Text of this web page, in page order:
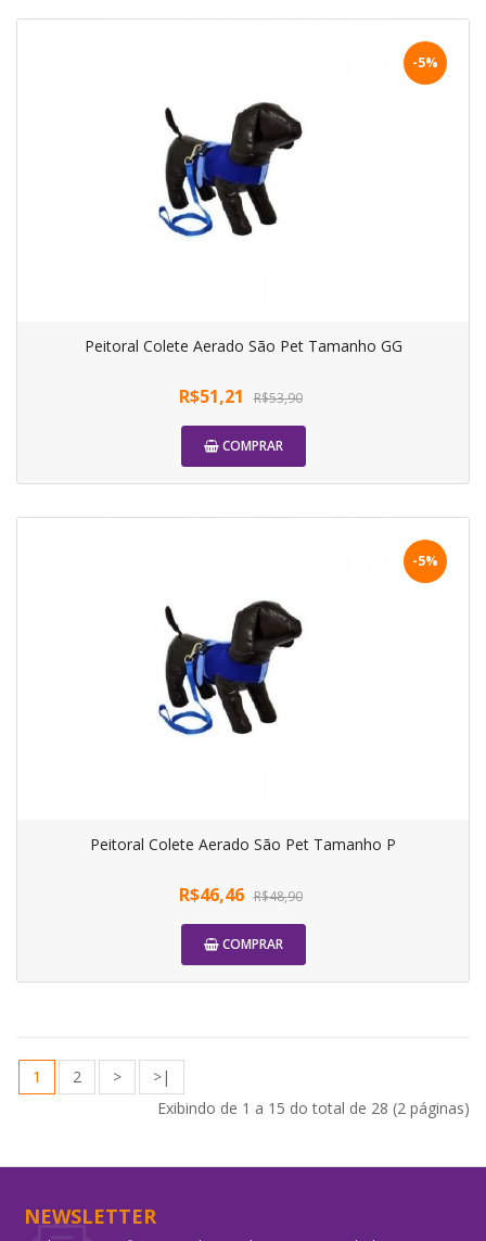
-5%
Peitoral Colete Aerado São Pet Tamanho GG
R$51,21 R$53,90
COMPRAR
-5%
Peitoral Colete Aerado São Pet Tamanho P
R$46,46 R$48,90
COMPRAR
1 2 >
>|
Exibindo de 1 a 15 do total de 28 (2 páginas)
NEWSLETTER